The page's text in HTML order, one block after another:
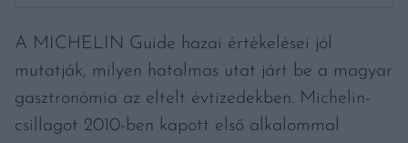
A MICHELIN Guide hazai értékelései jól
mutatják, milyen hatalmas utat járt be a magyar
gasztronómia az eltelt évtizedekben. Michelin-
csillagot 2010-ben kapott első alkalommal